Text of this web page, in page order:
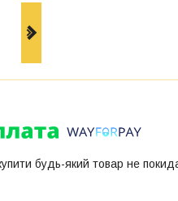
будь-який товар не